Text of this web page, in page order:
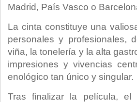
Madrid, País Vasco o
La cinta constituye una
personales y profesionales,
viña, la tonelería y la alta
impresiones y vivencias
enológico tan único y singular.
Tras finalizar la película, el